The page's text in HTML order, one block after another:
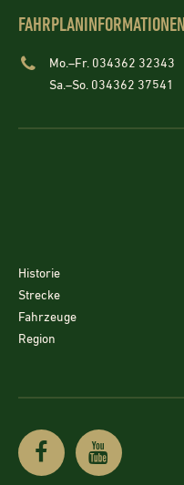
FAHRPLANINFORMATIONEN
Mo.–Fr. 034362 32343
Sa.–So. 034362 37541
Historie
Strecke
Fahrzeuge
Region